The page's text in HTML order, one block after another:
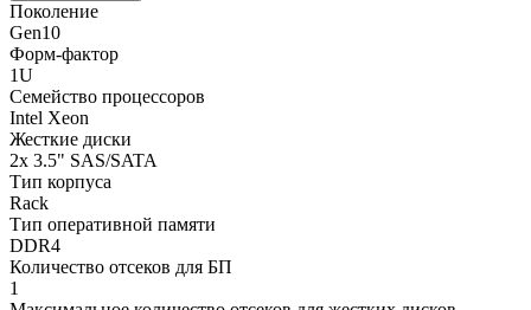
Поколение
Gen10
Форм-фактор
1U
Семейство процессоров
Intel Xeon
Жесткие диски
2x 3.5" SAS/SATA
Тип корпуса
Rack
Тип оперативной памяти
DDR4
Количество отсеков для БП
1